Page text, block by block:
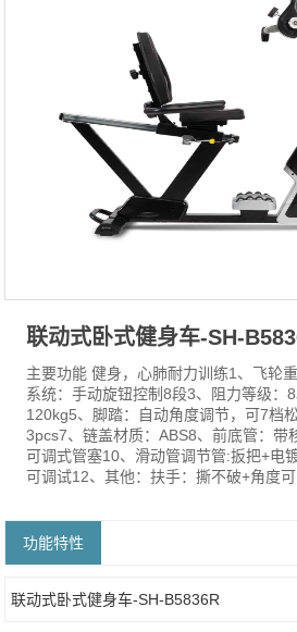
联动式卧式健身车-SH-
主要功能 健身，心肺耐力训练1、飞轮
系统：手动旋钮控制8段3、阻力等级：8
120kg5、脚踏：自动角度调节，可7档
3pcs7、链盖材质：ABS8、前底管：带
可调式管塞10、滑动管调节管:扳把+电
可调试12、其他：扶手：撕不破+角度可
功能特性
联动式卧式健身车-SH-B5836R